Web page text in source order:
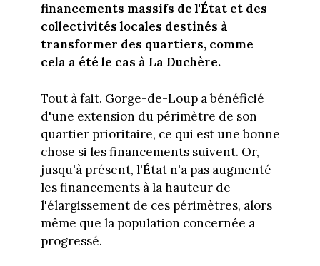
financements massifs de l'État et des
collectivités locales destinés à
transformer des quartiers, comme
cela a été le cas à La Duchère.
Tout à fait. Gorge-de-Loup a bénéficié
d'une extension du périmètre de son
quartier prioritaire, ce qui est une bonne
chose si les financements suivent. Or,
jusqu'à présent, l'État n'a pas augmenté
les financements à la hauteur de
l'élargissement de ces périmètres, alors
même que la population concernée a
progressé.